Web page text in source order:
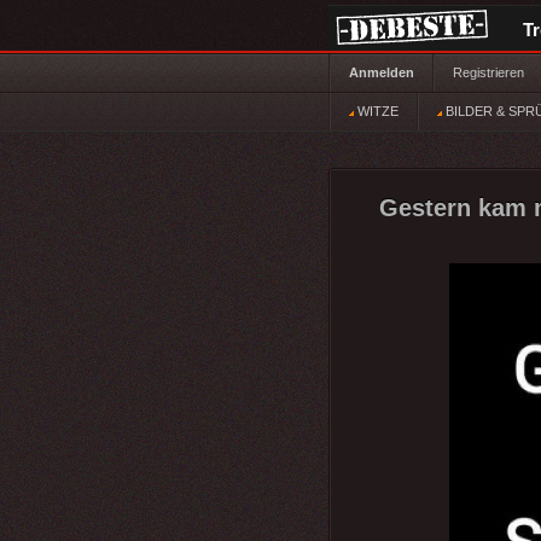
Anmelden Registrieren
WITZE BILDER &
Gestern kam